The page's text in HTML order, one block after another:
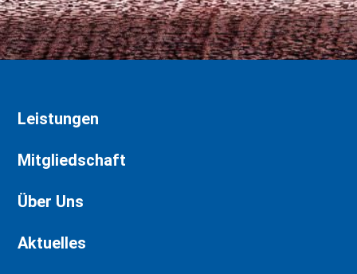
Leistungen
Mitgliedschaft
Über Uns
Aktuelles